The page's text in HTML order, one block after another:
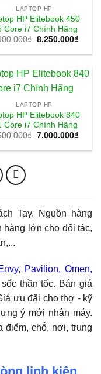
LAPTOP HP
HP Elitebook 450
Core i7 Chính Hãng
₫ Giá
là:
8.250.000₫Giá
tại
LAPTOP HP
HP Elitebook 840
Core i7 Chính Hãng
₫ Giá
là:
7.000.000₫Giá
tại
Tay. Nguồn hàng
lớn cho đối tác,
Pavilion, Omen,
thần tốc. Bán giá
ưu đãi cho thợ - kỹ
ý mới nhận máy.
điểm, chỗ, nơi, trung